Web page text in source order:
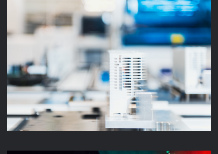
UNTERNEHMENSFILM